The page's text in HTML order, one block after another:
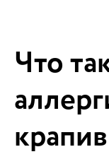
Что